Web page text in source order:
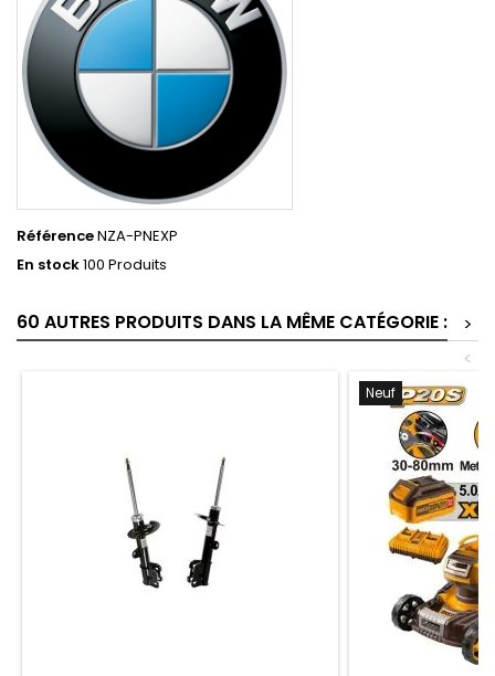
RéférenceNZA-PNEXP
En stock100 Produits
60 AUTRES PRODUITS DANS LA MÊME CATÉGORIE :
>
<
Neuf